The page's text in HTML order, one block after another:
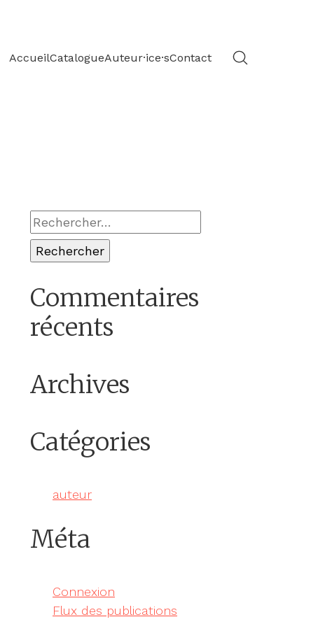
AccueilCatalogueAuteur·ice·sContact
Rechercher :
Commentaires
récents
Archives
Catégories
auteur
Méta
Connexion
Flux des publications